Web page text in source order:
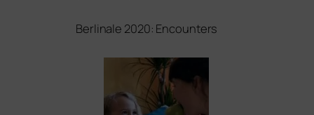
Berlinale 2020: Encounters